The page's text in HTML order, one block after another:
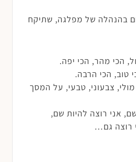
בהנהלה של מפלגה, שתיקח
הכי מהר, הכי יפה.
טוב, הכי הרבה.
צבעוני, טבעי, על המסך
אני רוצה להיות שם,
רוצה גם…